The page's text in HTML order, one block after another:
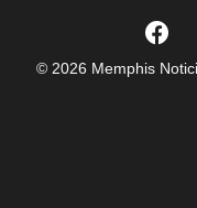
© 2026 Memphis